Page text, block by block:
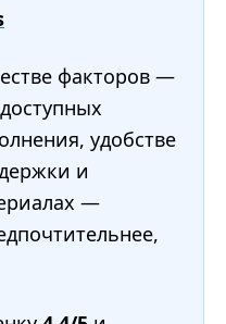
факторов —
удобстве
и
—